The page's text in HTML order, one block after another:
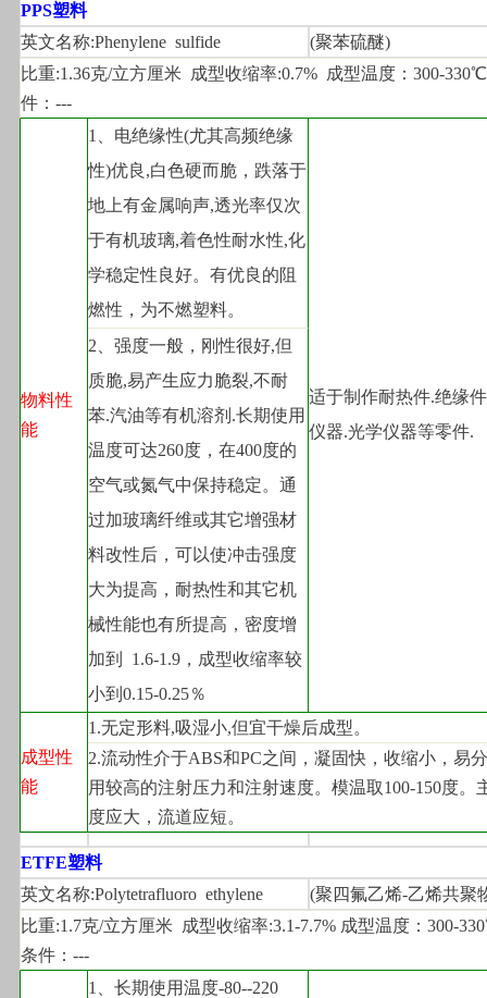
PPS塑料
英文名称:Phenylene  sulfide
(聚苯硫醚)
比重:1.36克/立方厘米  成型收缩率:0.7%  成型温度：300-
件：---
物料性
能
1
、电绝缘性(尤其高频绝缘
性)优良,白色硬而脆，跌落于
地上有金属响声,透光率仅次
于有机玻璃,着色性耐水性,化
学稳定性良好。有优良的阻
燃性，为不燃塑料。
适于制作耐热件.绝缘
仪器.光学仪器等零件.
2 、强度一般，刚性很好,但
质脆,易产生应力脆裂,不耐
苯.汽油等有机溶剂.长期使用
温度可达260度，在400度的
空气或氮气中保持稳定。通
过加玻璃纤维或其它增强材
料改性后，可以使冲击强度
大为提高，耐热性和其它机
械性能也有所提高，密度增
加到  1.6-1.9，成型收缩率较
小到0.15-0.25％
成型性
能
1.无定形料,吸湿小,但宜干燥后成型。
2.流动性介于ABS和PC之间，凝固快，收缩小，易
用较高的注射压力和注射速度。模温取100-150度。
度应大，流道应短。
ETFE塑料
英文名称:Polytetrafluoro  ethylene
(聚四氟乙烯-乙烯共聚
比重:1.7克/立方厘米  成型收缩率:3.1-7.7% 成型温度：300-
条件：---
1
、长期使用温度-80--220